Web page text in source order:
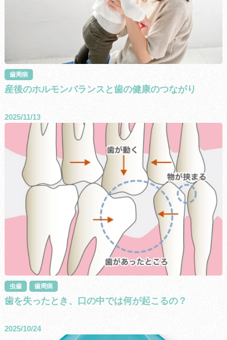
歯周病
産後のホルモンバランスと歯の健康のつながり
2025/11/13
虫歯 歯周病
歯を失ったとき、口の中では何が起こるの？
2025/10/24